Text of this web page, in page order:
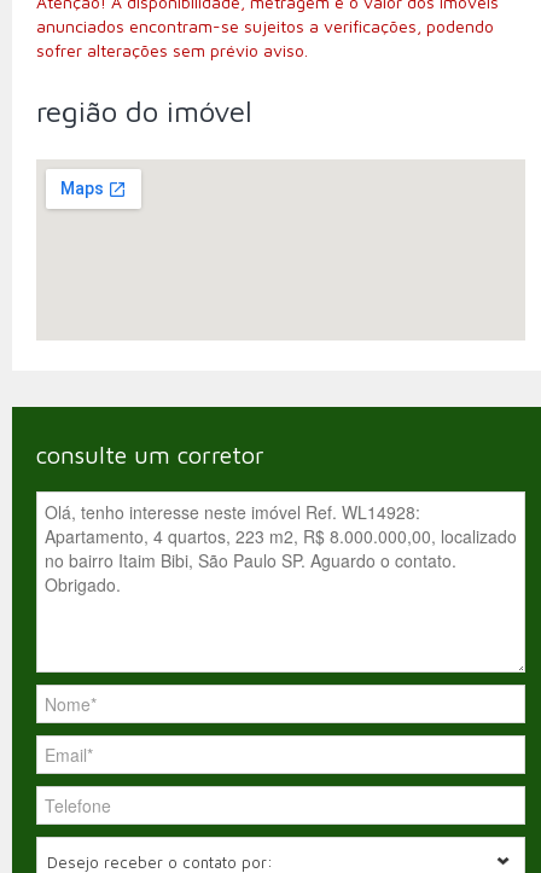
anunciados encontram-se sujeitos a verificações, podendo
sofrer alterações sem prévio aviso.
região do imóvel
consulte um corretor
Desejo receber o contato por: